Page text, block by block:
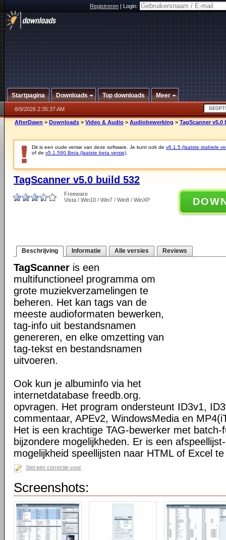
Registreren|Login:
Startpagina Downloads Top downloads Meer
8/9/2026 2:35:37 AM
AfterDawn > Downloads > Video & Audio > Audiobewerking > TagScanner v5.0
Dit is een oude versie van deze software. Je kunt ook de v6.1.5 (laatste stabiele
of de v5.1.590 Beta (laatste beta versie)
TagScanner v5.0 build 532
Freeware
Vista / Win10 / Win7 / Win8 / WinXP
Beschrijving Informatie Alle versies Reviews
TagScanner is een
multifunctioneel programma om
grote muziekverzamelingen te
beheren. Het kan tags van de
meeste audioformaten bewerken,
tag-info uit bestandsnamen
genereren, en elke omzetting van
tag-tekst en bestandsnamen
uitvoeren.
Ook kun je albuminfo via het
internetdatabase freedb.org.
opvragen. Het program ondersteunt ID3v1,
commentaar, APEv2, WindowsMedia en
Het is een krachtige TAG-bewerker met batch-
bijzondere mogelijkheden. Er is een
mogelijkheid speellijsten naar HTML of Excel
Stel een correctie voor
Screenshots: